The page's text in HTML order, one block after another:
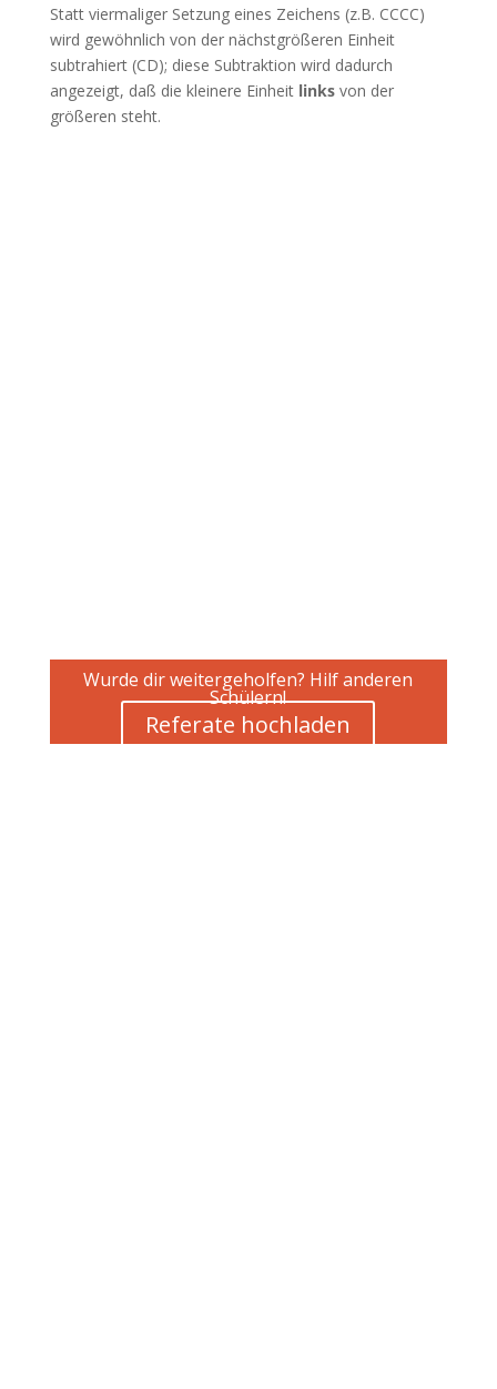
Statt viermaliger Setzung eines Zeichens (z.B. CCCC)
wird gewöhnlich von der nächstgrößeren Einheit
subtrahiert (CD); diese Subtraktion wird dadurch
angezeigt, daß die kleinere Einheit linksvon der
größeren steht.
Wurde dir weitergeholfen? Hilf anderen
Schülern!
Referate hochladen